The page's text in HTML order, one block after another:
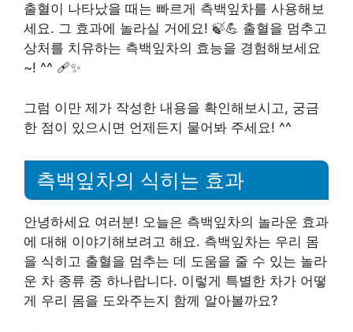
출혈이 나타났을 때는 빠르게 측백잎차를 사용해보
세요. 그 효과에 놀라실 거에요! 🍃💪 출혈을 멈추고
상처를 치유하는 측백잎차의 효능을 경험해보세요
~! ^^ 🩹✨
그럼 이만 제가 작성한 내용을 확인해보시고, 궁금
한 점이 있으시면 언제든지 물어봐 주세요! ^^
측백잎차의 식히는 효과
안녕하세요 여러분! 오늘은 측백잎차의 놀라운 효과
에 대해 이야기해보려고 해요. 측백잎차는 우리 몸
을 식히고 출혈을 멈추는 데 도움을 줄 수 있는 놀라
운 차 종류 중 하나랍니다. 이렇게 특별한 차가 어떻
게 우리 몸을 도와주는지 함께 알아볼까요?